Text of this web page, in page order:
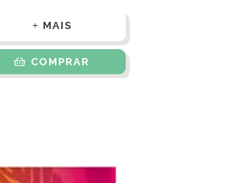
MAIS
COMPRAR